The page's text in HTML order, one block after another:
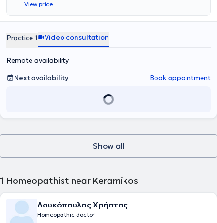
View price
Practice 1 Video consultation
Remote availability
Next availability
Book appointment
Show all
1 Homeopathist near Keramikos
Λουκόπουλος Χρήστος
Homeopathic doctor